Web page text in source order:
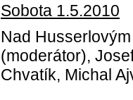
Sobota 1.5.2010
Nad
(moderátor),
Chvatík, Michal